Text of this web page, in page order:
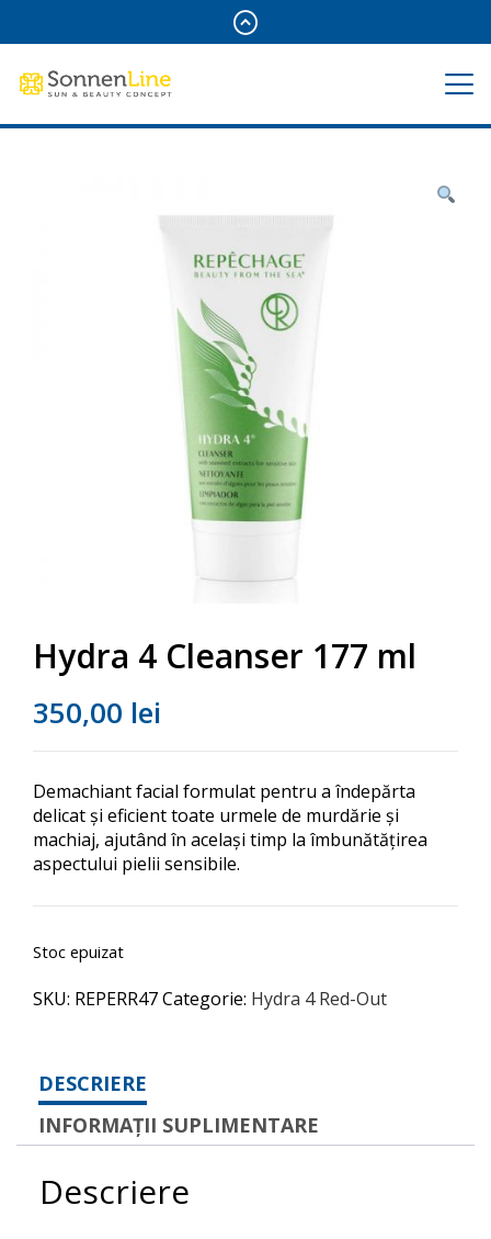
Hydra 4 Cleanser 177 ml
350,00 lei
Demachiant facial formulat pentru a îndepărta
delicat și eficient toate urmele de murdărie și
machiaj, ajutând în același timp la îmbunătățirea
aspectului pielii sensibile.
Stoc epuizat
SKU: REPERR47Categorie: Hydra 4 Red-Out
DESCRIERE
INFORMAȚII SUPLIMENTARE
Descriere